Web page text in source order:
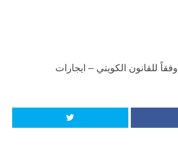
للقانون الكويتي – ايجارات